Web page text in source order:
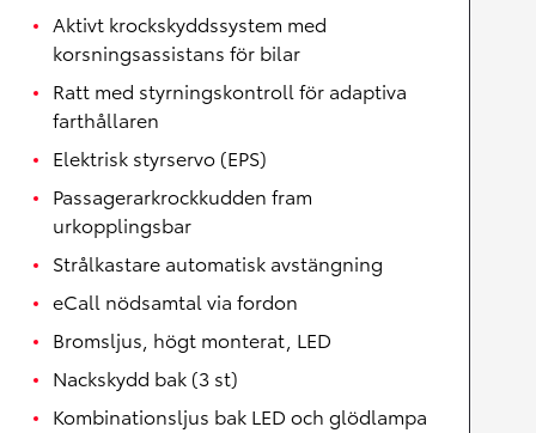
Aktivt krockskyddssystem med
korsningsassistans för bilar
Ratt med styrningskontroll för adaptiva
farthållaren
Elektrisk styrservo (EPS)
Passagerarkrockkudden fram
urkopplingsbar
Strålkastare automatisk avstängning
eCall nödsamtal via fordon
Bromsljus, högt monterat, LED
Nackskydd bak (3 st)
Kombinationsljus bak LED och glödlampa